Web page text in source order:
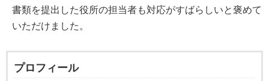
書類を提出した役所の担当者も対応がすばらしいと褒めて
いただけました。
プロフィール